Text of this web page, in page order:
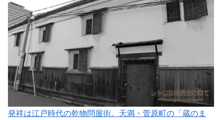
発祥は江戸時代の乾物問屋街。天満・菅原町の「蔵のま